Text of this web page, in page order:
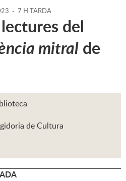
- 7 H TARDA
del
mitralde
de Cultura